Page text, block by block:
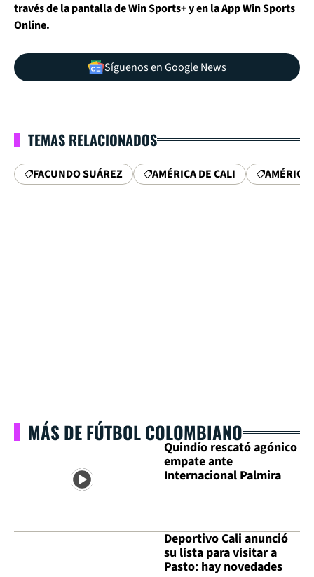
través de la pantalla de Win Sports+ y en la App Win Sports
Online.
Síguenos en Google News
TEMAS RELACIONADOS
FACUNDO SUÁREZ AMÉRICA DE CALI AMÉRICA
MÁS DE FÚTBOL COLOMBIANO
Quindío rescató agónico
empate ante
Internacional Palmira
Deportivo Cali anunció
su lista para visitar a
Pasto: hay novedades